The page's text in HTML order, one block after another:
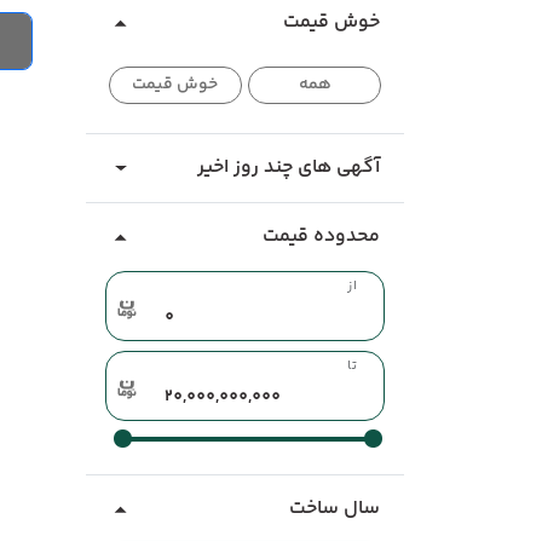
خوش قیمت
همه خوش قیمت
آگهی های چند روز اخیر
محدوده قیمت
از
تا
سال ساخت